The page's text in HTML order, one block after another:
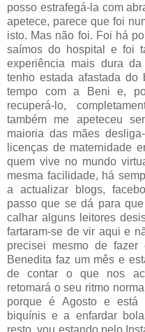
posso estrafegá-la com
apetece, parece que foi
isto. Mas não foi. Foi há
saímos do hospital e foi
experiência mais dura
tenho estada afastada
tempo com a Beni e,
recuperá-lo,
também me apeteceu
maioria das mães
licenças de maternidade
quem vive no mundo
mesma facilidade, há
a actualizar blogs,
passo que se dá para
calhar alguns leitores
fartaram-se de vir aqui e
precisei mesmo de
Benedita faz um mês e
de contar o que nos
retomará o seu ritmo
porque é Agosto e está
biquínis e a enfardar
resto, vou estando pelo